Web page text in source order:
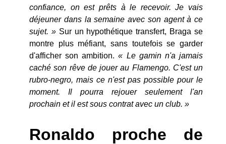
confiance, on est prêts à le recevoir. Je vais
déjeuner dans la semaine avec son agent à ce
sujet. »Sur un hypothétique transfert, Braga se
montre plus méfiant, sans toutefois se garder
d'afficher son ambition.« Le gamin n'a jamais
caché son rêve de jouer au Flamengo. C'est un
rubro-negro, mais ce n'est pas possible pour le
moment. Il pourra rejouer seulement l'an
prochain et il est sous contrat avec un club. »
Ronaldo proche de